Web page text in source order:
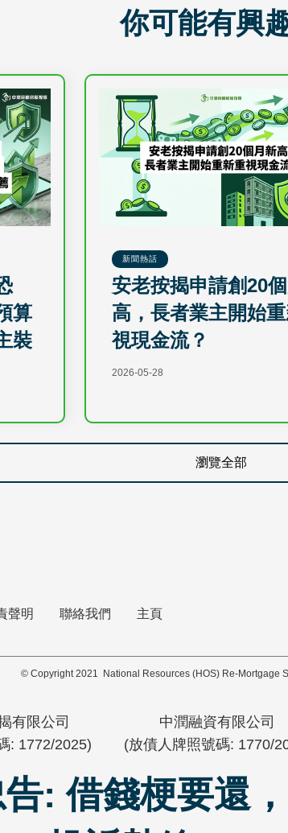
你可能有興
算
裝
新聞熱話
安老按揭申請創20
高，長者業主開始
視現金流？
2026-05-28
瀏覽全部
聲明 聯絡我們 主頁
© Copyright 2021 National Resources (HOS) Re-Mortgage
有限公司
: 1772/2025)
中潤融資有限公司
(放債人牌照號碼: 1770/
: 借錢梗要還